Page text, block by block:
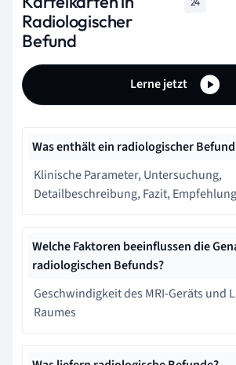
Radiologischer
Befund
Lerne jetzt
Was enthält ein radiologischer
Klinische Parameter, Untersuchung,
Detailbeschreibung, Fazit,
Welche Faktoren beeinflussen die
radiologischen Befunds?
Geschwindigkeit des MRI-Geräts und
Raumes